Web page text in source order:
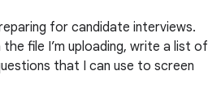
for candidate interviews.
file I’m uploading, write a list of
that I can use to screen